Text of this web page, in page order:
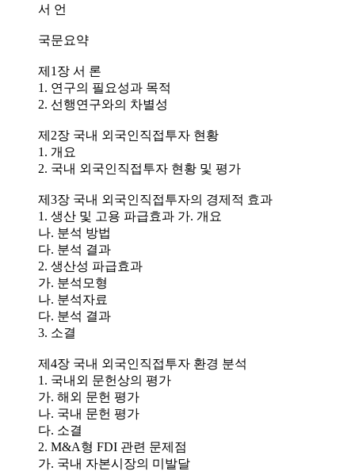
서 언
국문요약
제1장 서 론
1. 연구의 필요성과 목적
2. 선행연구와의 차별성
제2장 국내 외국인직접투자 현황
1. 개요
2. 국내 외국인직접투자 현황 및 평가
제3장 국내 외국인직접투자의 경제적 효과
1. 생산 및 고용 파급효과 가. 개요
나. 분석 방법
다. 분석 결과
2. 생산성 파급효과
가. 분석모형
나. 분석자료
다. 분석 결과
3. 소결
제4장 국내 외국인직접투자 환경 분석
1. 국내외 문헌상의 평가
가. 해외 문헌 평가
나. 국내 문헌 평가
다. 소결
2. M&A형 FDI 관련 문제점
가. 국내 자본시장의 미발달